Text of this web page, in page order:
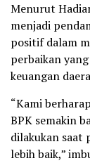
Menurut
menjadi
positif dalam
perbaikan
keuangan
“Kami
BPK semakin
dilakukan saat
lebih baik,”